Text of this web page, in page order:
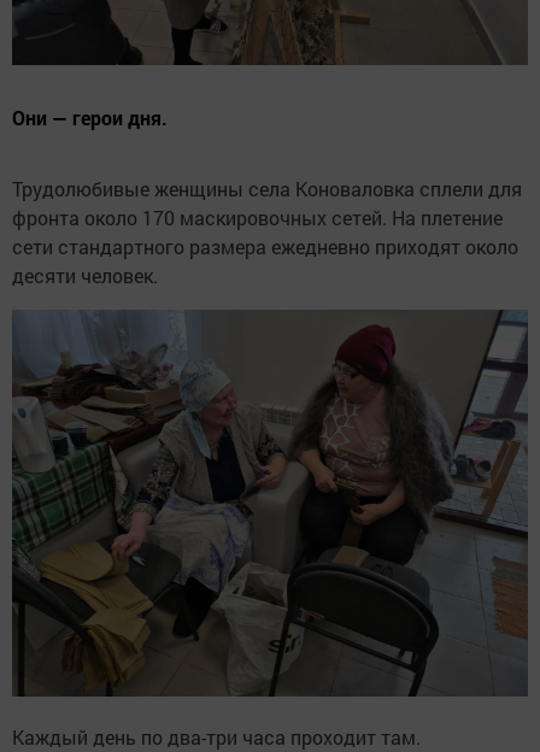
Они — герои дня.
Трудолюбивые женщины села Коноваловка сплели для
фронта около 170 маскировочных сетей. На плетение
сети стандартного размера ежедневно приходят около
десяти человек.
Каждый день по два-три часа проходит там.